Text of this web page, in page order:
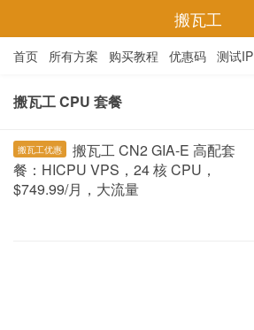
搬瓦工
首页 所有方案 购买教程 优惠码 测试IP
搬瓦工 CPU 套餐
搬瓦工优惠
搬瓦工 CN2 GIA-E 高配套
餐：HICPU VPS，24 核 CPU，
$749.99/月，大流量